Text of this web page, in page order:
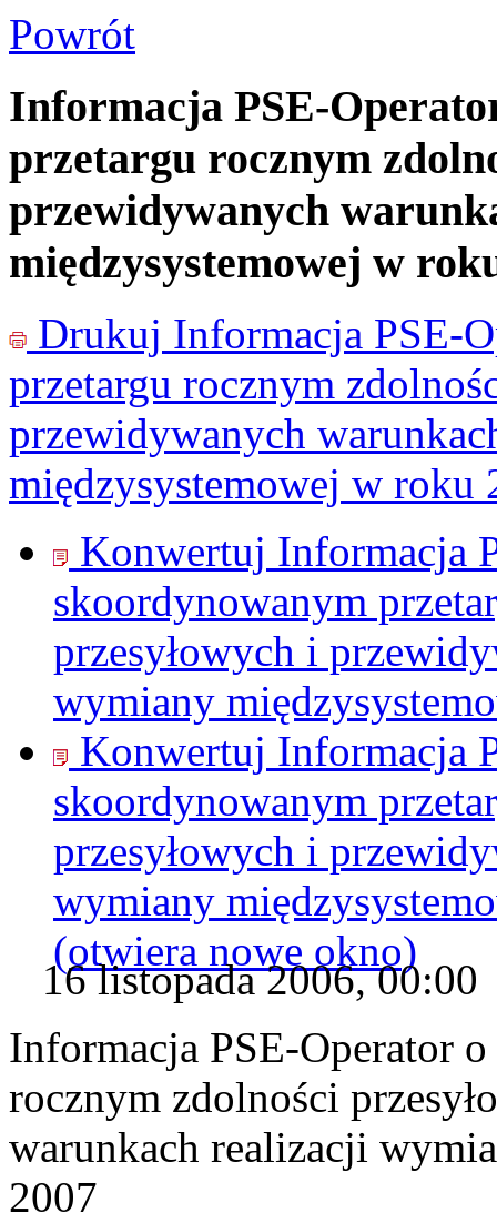
Powrót
Informacja PSE-
przetargu rocznym
przewidywanych
międzysystemowej w
Drukuj Informacja PSE-
przetargu rocznym
przewidywanych
międzysystemowej w roku
Konwertuj Informacja
skoordynowanym
przesyłowych i
wymiany
Konwertuj Informacja
skoordynowanym
przesyłowych i
wymiany
(otwiera nowe okno)
16 listopada 2006, 00:00
Informacja PSE-Operator
rocznym zdolności
warunkach realizacji
2007